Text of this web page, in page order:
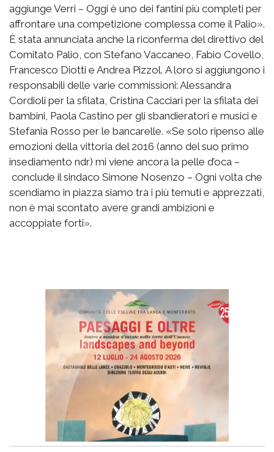
aggiunge Verri – Oggi è uno dei fantini più completi per
affrontare una competizione complessa come il Palio».
È stata annunciata anche la riconferma del direttivo del
Comitato Palio, con Stefano Vaccaneo, Fabio Covello,
Francesco Diotti e Andrea Pizzol. A loro si aggiungono i
responsabili delle varie commissioni: Alessandra
Cordioli per la sfilata, Cristina Cacciari per la sfilata dei
bambini, Paola Castino per gli sbandieratori e musici e
Stefania Rosso per le bancarelle. «Se solo ripenso alle
emozioni della vittoria del 2016 (anno del suo primo
insediamento ndr) mi viene ancora la pelle d’oca –
conclude il sindaco Simone Nosenzo – Ogni volta che
scendiamo in piazza siamo tra i più temuti e apprezzati,
non è mai scontato avere grandi ambizioni e
accoppiate forti».